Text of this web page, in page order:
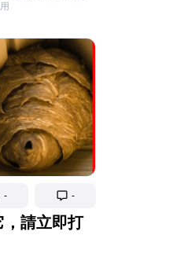
- -
，請立即打